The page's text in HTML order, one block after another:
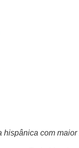
com